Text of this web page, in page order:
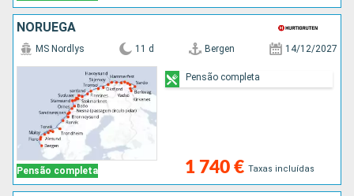
NORUEGA
Pensão completa
MS Nordlys 11 d Bergen 14/12/2027
1 740 € Taxas incluídas
Pensão completa